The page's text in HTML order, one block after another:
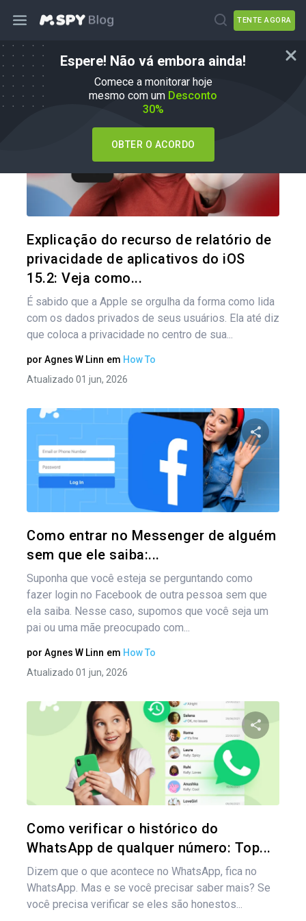
TENTE AGORA
Espere! Não vá embora ainda!
Comece a monitorar hoje
mesmo com um Desconto
30%
OBTER O ACORDO
Como fazer
Explicação do recurso de relatório de
privacidade de aplicativos do iOS
15.2: Veja como...
É sabido que a Apple se orgulha da forma como lida
com os dados privados de seus usuários. Ela até diz
que coloca a privacidade no centro de sua...
por Agnes W Linn em How To
Atualizado 01 jun, 2026
Como entrar no Messenger de alguém
sem que ele saiba:...
Suponha que você esteja se perguntando como
fazer login no Facebook de outra pessoa sem que
ela saiba. Nesse caso, supomos que você seja um
pai ou uma mãe preocupado com...
por Agnes W Linn em How To
Atualizado 01 jun, 2026
Como verificar o histórico do
WhatsApp de qualquer número: Top...
Dizem que o que acontece no WhatsApp, fica no
WhatsApp. Mas e se você precisar saber mais? Se
você precisa verificar se eles são honestos...